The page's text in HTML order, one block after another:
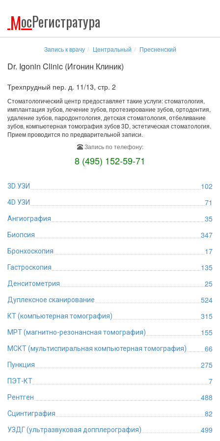
МосРегистратура
Запись к врачу Центральный Пресненский
Dr. Igonin Clinic (Игонин Клиник)
Трехпрудный пер. д. 11/13, стр. 2
Стоматологический центр предоставляет такие услуги: стоматология,
имплантация зубов, лечение зубов, протезирование зубов, ортодонтия,
удаление зубов, пародонтология, детская стоматология, отбеливание
зубов, компьютерная томография зубов 3D, эстетическая стоматология.
Прием проводится по предварительной записи.
Запись по телефону:
8 (495) 152-59-71
3D УЗИ 102
4D УЗИ 71
Ангиография 35
Биопсия 347
Бронхоскопия 17
Гастроскопия 135
Денситометрия 25
Дуплексное сканирование 524
КТ (компьютерная томография) 315
МРТ (магнитно-резонансная томография) 155
МСКТ (мультиспиральная компьютерная томография) 66
Пункция 275
ПЭТ-КТ 7
Рентген 488
Сцинтиграфия 82
УЗДГ (ультразвуковая допплерография) 499